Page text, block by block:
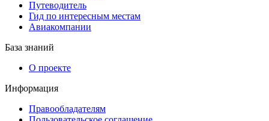
Путеводитель
Гид по интересным местам
Авиакомпании
База знаний
О проекте
Информация
Правообладателям